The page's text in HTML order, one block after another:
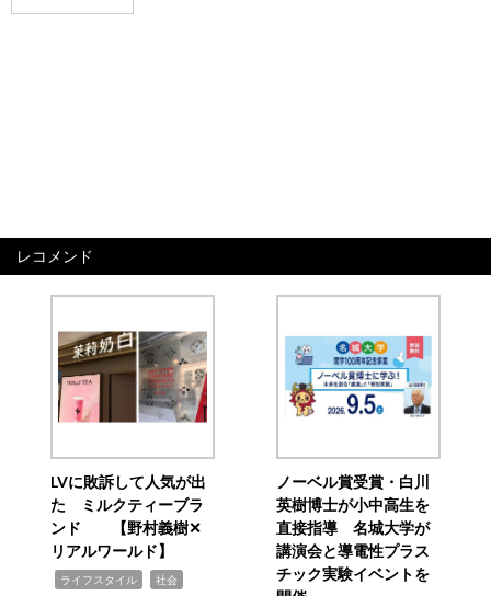
レコメンド
LVに敗訴して人気が出
た ミルクティーブラ
ンド 【野村義樹✕
リアルワールド】
ライフスタイル 社会
ノーベル賞受賞・白川
英樹博士が小中高生を
直接指導 名城大学が
講演会と導電性プラス
チック実験イベントを